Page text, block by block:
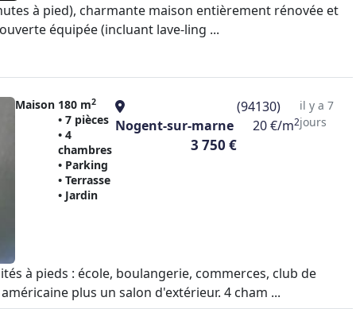
à pied), charmante maison entièrement rénovée et
équipée (incluant lave-ling ...
Maison 180 m2
• 7 pièces
• 4
chambres
• Parking
• Terrasse
• Jardin
Nogent-sur-marne
3 750 €
(94130)
20 €/m2
il y a 7
jours
à pieds : école, boulangerie, commerces, club de
plus un salon d'extérieur. 4 cham ...